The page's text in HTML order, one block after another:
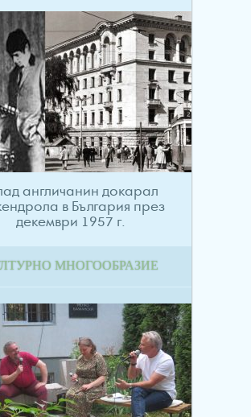
англичанин докарал
в България през
декември 1957 г.
МНОГООБРАЗИЕ